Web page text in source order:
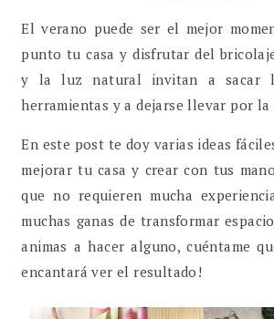
El verano puede ser el mejor
punto tu casa y disfrutar del
y la luz natural invitan a sacar
herramientas y a dejarse llevar por
En este post te doy varias ideas
mejorar tu casa y crear con tus
que no requieren mucha
muchas ganas de transformar
animas a hacer alguno, cuéntame
encantará ver el resultado!